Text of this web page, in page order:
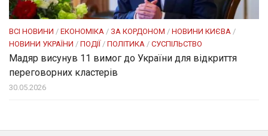
ВСІ НОВИНИ / ЕКОНОМІКА / ЗА КОРДОНОМ / НОВИНИ КИЄВА /
НОВИНИ УКРАЇНИ / ПОДІЇ/ ПОЛІТИКА / СУСПІЛЬСТВО
Мадяр висунув 11 вимог до України для відкриття
переговорних кластерів
30.05.2026